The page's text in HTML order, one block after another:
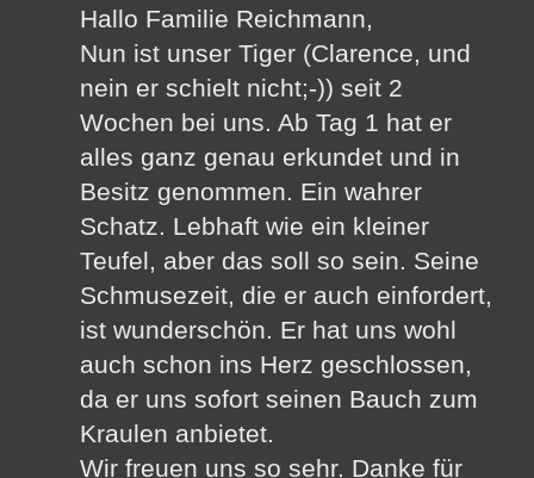
Hallo Familie Reichmann,
Nun ist unser Tiger (Clarence, und
nein er schielt nicht;-)) seit 2
Wochen bei uns. Ab Tag 1 hat er
alles ganz genau erkundet und in
Besitz genommen. Ein wahrer
Schatz. Lebhaft wie ein kleiner
Teufel, aber das soll so sein. Seine
Schmusezeit, die er auch einfordert,
ist wunderschön. Er hat uns wohl
auch schon ins Herz geschlossen,
da er uns sofort seinen Bauch zum
Kraulen anbietet.
Wir freuen uns so sehr. Danke für